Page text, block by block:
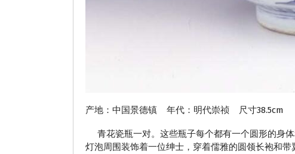
产地：中国景德镇 年代：明代崇祯 尺寸38.5cm
青花瓷瓶一对。这些瓶子每个都有一个圆形的身
灯泡周围装饰着一位绅士，穿着儒雅的圆领长袍和